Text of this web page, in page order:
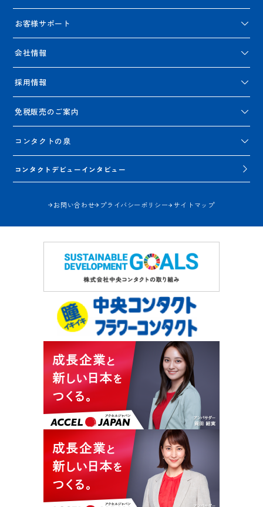
お客様サポート
会社情報
採用情報
免税販売のご案内
コンタクトの泉
コンタクトデビューインタビュー
お問い合わせ プライバシーポリシー サイトマップ